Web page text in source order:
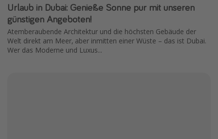
Urlaub in Dubai: Genieße Sonne pur mit unseren
günstigen Angeboten!
Atemberaubende Architektur und die höchsten Gebäude der
Welt direkt am Meer, aber inmitten einer Wüste – das ist Dubai.
Wer das Moderne und Luxus...